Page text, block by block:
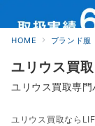
HOME ブランド服
ユリウス買
ユリウス買取専
ユリウス買取なら